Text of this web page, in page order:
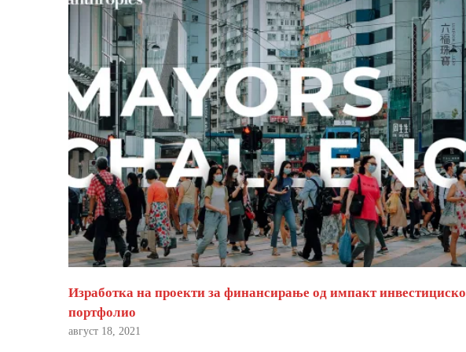
Изработка на проекти за финансирање од импакт инвестициско
портфолио
август 18, 2021